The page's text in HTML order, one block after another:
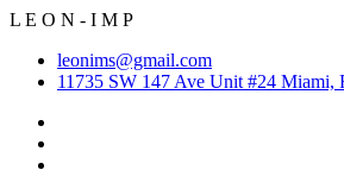
L E O N - I M P
leonims@gmail.com
11735 SW 147 Ave Unit #24 Miami,